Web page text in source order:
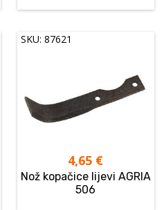
SKU: 87621
4,65 €
Nož kopačice lijevi AGRIA
506